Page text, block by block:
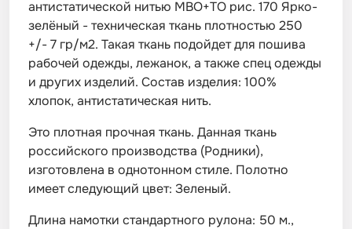
антистатической нитью МВО+ТО рис. 170 Ярко-
зелёный - техническая ткань плотностью 250
+/- 7 гр/м2. Такая ткань подойдет для пошива
рабочей одежды, лежанок, а также спец одежды
и других изделий. Состав изделия: 100%
хлопок, антистатическая нить.
Это плотная прочная ткань. Данная ткань
российского производства (Родники),
изготовлена в однотонном стиле. Полотно
имеет следующий цвет: Зеленый.
Длина намотки стандартного рулона: 50 м.,